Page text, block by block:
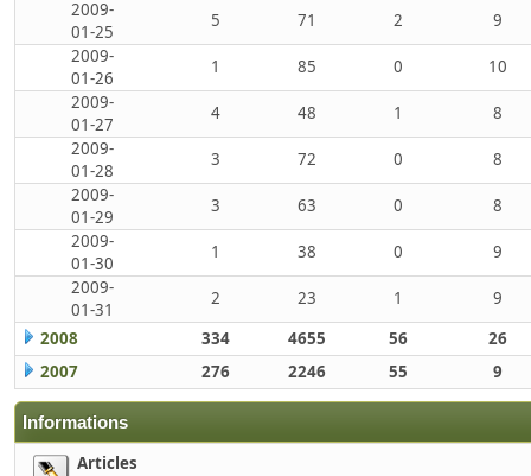
Informations
Articles
2009-
01-25
5 71 2
9
2009-
01-26
1 85 0
10
2009-
01-27
4 48 1
8
2009-
01-28
3 72 0
8
2009-
01-29
3 63 0
8
2009-
01-30
1 38 0
9
2009-
01-31
2 23 1
9
2008
334 4655 56
26
2007
276 2246 55 9